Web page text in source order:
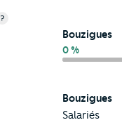
?
Bouzigues
0 %
Bouzigues
Salariés